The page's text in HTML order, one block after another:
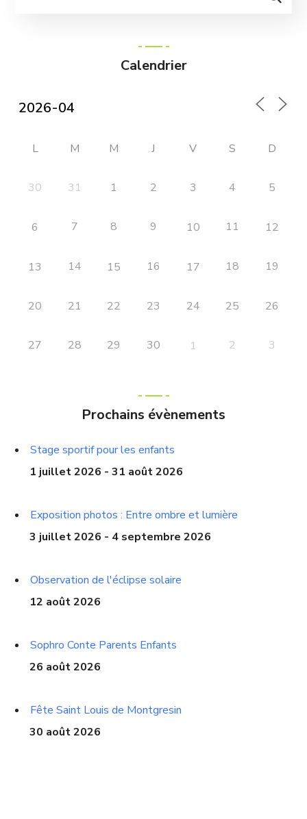
Calendrier
L M M J V S D
30 31 1 2 3 4 5
6 7 8 9 10 11 12
13 14 15 16 17 18 19
20 21 22 23 24 25 26
27 28 29 30 1 2 3
Prochains évènements
Stage sportif pour les enfants
1 juillet 2026 - 31 août 2026
Exposition photos : Entre ombre et lumière
3 juillet 2026 - 4 septembre 2026
Observation de l'éclipse solaire
12 août 2026
Sophro Conte Parents Enfants
26 août 2026
Fête Saint Louis de Montgresin
30 août 2026